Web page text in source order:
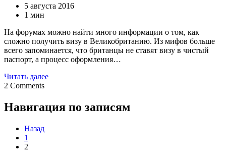
5 августа 2016
1 мин
На форумах можно найти много информации о том, как
сложно получить визу в Великобританию. Из мифов больше
всего запоминается, что британцы не ставят визу в чистый
паспорт, а процесс оформления…
Читать далее
2 Comments
Навигация по записям
Назад
1
2